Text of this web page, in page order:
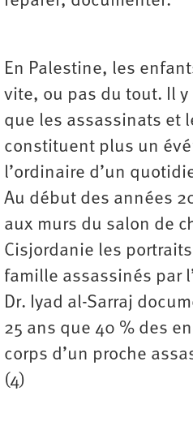
En Palestine, les
vite, ou pas du tout. Il
que les assassinats et
constituent plus un
l’ordinaire d’un
Au début des années
aux murs du salon de
Cisjordanie les
famille assassinés par
Dr. Iyad al-Sarraj
25 ans que 40 % des
corps d’un proche
(4)